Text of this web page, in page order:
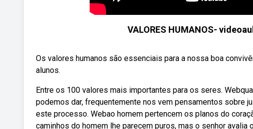
VALORES HUMANOS-
Os valores humanos são essenciais para a nossa boa
alunos.
Entre os 100 valores mais importantes para os seres.
podemos dar, frequentemente nos vem pensamentos sobre
este processo. Webao homem pertencem os planos do
caminhos do homem lhe parecem puros, mas o senhor avalia